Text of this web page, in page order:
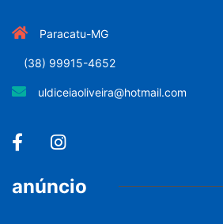
Paracatu-MG
(38) 99915-4652
uldiceiaoliveira@hotmail.com
anúncio